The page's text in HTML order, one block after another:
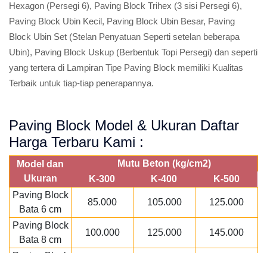
Hexagon (Persegi 6), Paving Block Trihex (3 sisi Persegi 6),
Paving Block Ubin Kecil, Paving Block Ubin Besar, Paving
Block Ubin Set (Stelan Penyatuan Seperti setelan beberapa
Ubin), Paving Block Uskup (Berbentuk Topi Persegi) dan seperti
yang tertera di Lampiran Tipe Paving Block memiliki Kualitas
Terbaik untuk tiap-tiap penerapannya.
Paving Block Model & Ukuran Daftar
Harga Terbaru Kami :
Model dan
Ukuran
Mutu Beton (kg/cm2)
K-300
K-400
K-500
Paving Block
Bata 6 cm
85.000 105.000 125.000
Paving Block
Bata 8 cm
100.000 125.000 145.000